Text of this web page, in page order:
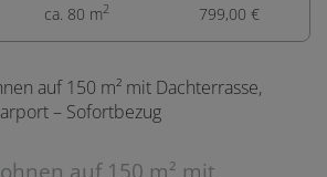
ca. 80 m2
799,00 €
auf 150 m² mit